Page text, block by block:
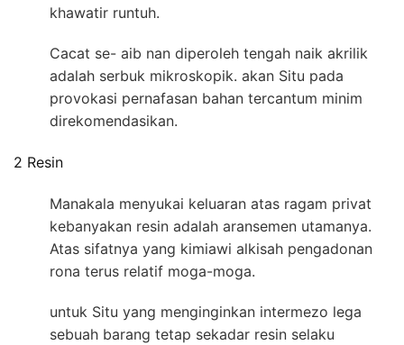
khawatir runtuh.
Cacat se- aib nan diperoleh tengah naik akrilik
adalah serbuk mikroskopik. akan Situ pada
provokasi pernafasan bahan tercantum minim
direkomendasikan.
2 Resin
Manakala menyukai keluaran atas ragam privat
kebanyakan resin adalah aransemen utamanya.
Atas sifatnya yang kimiawi alkisah pengadonan
rona terus relatif moga-moga.
untuk Situ yang menginginkan intermezo lega
sebuah barang tetap sekadar resin selaku